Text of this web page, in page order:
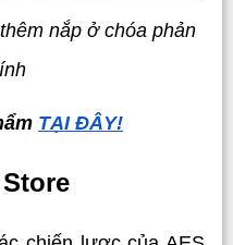
nắp ở chóa phản
TẠI ĐÂY!